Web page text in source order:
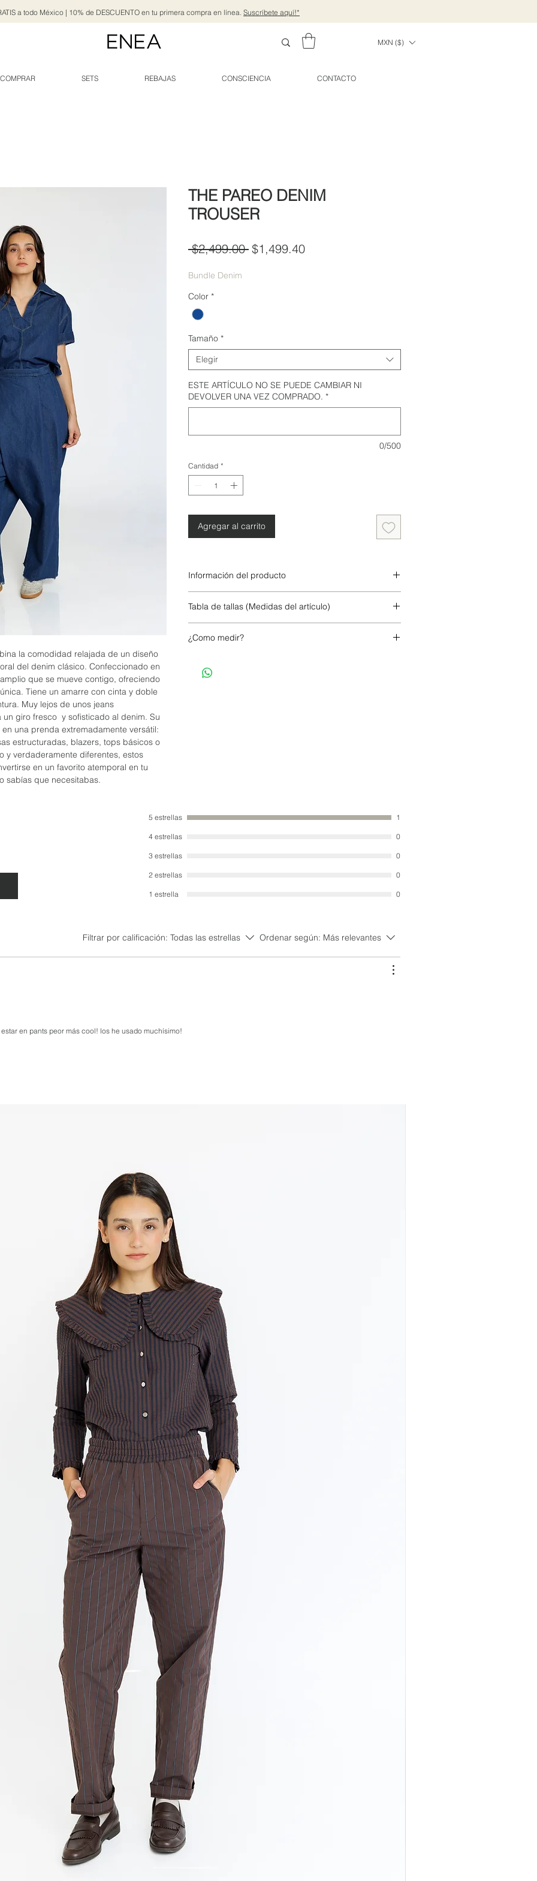
a todo México | 10% de DESCUENTO en tu primera compra en línea. Suscríbete aquí!*
MXN ($)
COMPRAR SETS REBAJAS CONSCIENCIA CONTACTO
la comodidad relajada de un diseño
del denim clásico. Confeccionado en
que se mueve contigo, ofreciendo
Tiene un amarre con cinta y doble
Muy lejos de unos jeans
giro fresco y sofisticado al denim. Su
una prenda extremadamente versátil:
estructuradas, blazers, tops básicos o
y verdaderamente diferentes, estos
en un favorito atemporal en tu
sabías que necesitabas.
THE PAREO DENIM
TROUSER
$2,499.00 Precio
$1,499.40Precio
Bundle Denim
Color *
Tamaño *
Elegir
ESTE ARTÍCULO NO SE PUEDE CAMBIAR NI
DEVOLVER UNA VEZ COMPRADO. *
0/500
Cantidad *
Agregar al carrito
Información del producto
30% poliéster
Tabla de tallas (Medidas del artículo)
¿Como medir?
5 estrellas 1
4 estrellas 0
3 estrellas 0
2 estrellas 0
1 estrella 0
Filtrar por calificación: Todas las estrellas Ordenar según: Más relevantes
en pants peor más cool! los he usado muchísimo!